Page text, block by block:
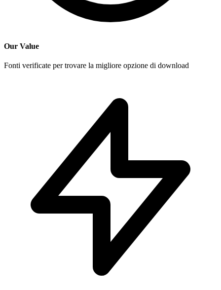
Our Value
Fonti verificate per trovare la migliore opzione di download